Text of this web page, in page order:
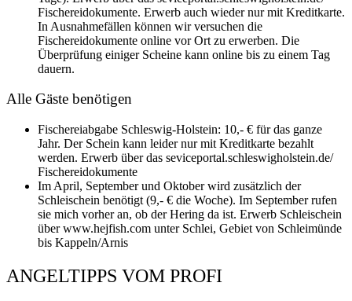
Fischereidokumente. Erwerb auch wieder nur mit Kreditkarte.
In Ausnahmefällen können wir versuchen die
Fischereidokumente online vor Ort zu erwerben. Die
Überprüfung einiger Scheine kann online bis zu einem Tag
dauern.
Alle Gäste benötigen
Fischereiabgabe Schleswig-Holstein: 10,- € für das ganze
Jahr. Der Schein kann leider nur mit Kreditkarte bezahlt
werden. Erwerb über das seviceportal.schleswigholstein.de/
Fischereidokumente
Im April, September und Oktober wird zusätzlich der
Schleischein benötigt (9,- € die Woche). Im September rufen
sie mich vorher an, ob der Hering da ist. Erwerb Schleischein
über www.hejfish.com unter Schlei, Gebiet von Schleimünde
bis Kappeln/Arnis
ANGELTIPPS VOM PROFI